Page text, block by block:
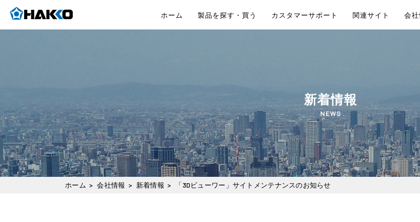
ホーム 製品を探す・買う カスタマーサポート 関連サイト 会社
新着情報
NEWS
ホーム > 会社情報 > 新着情報 > 「3Dビューワー」サイトメンテナンスのお知らせ